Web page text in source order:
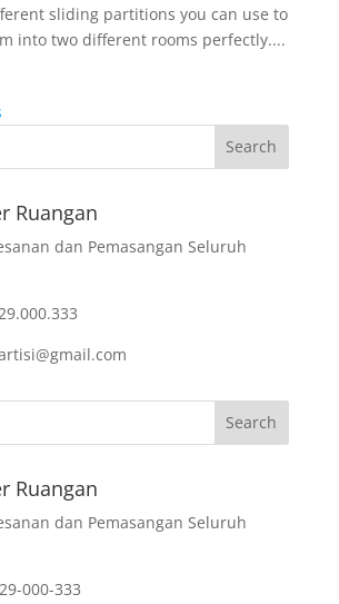
sliding partitions you can use to
into two different rooms perfectly....
Ruangan
dan Pemasangan Seluruh
Ruangan
dan Pemasangan Seluruh
000-333